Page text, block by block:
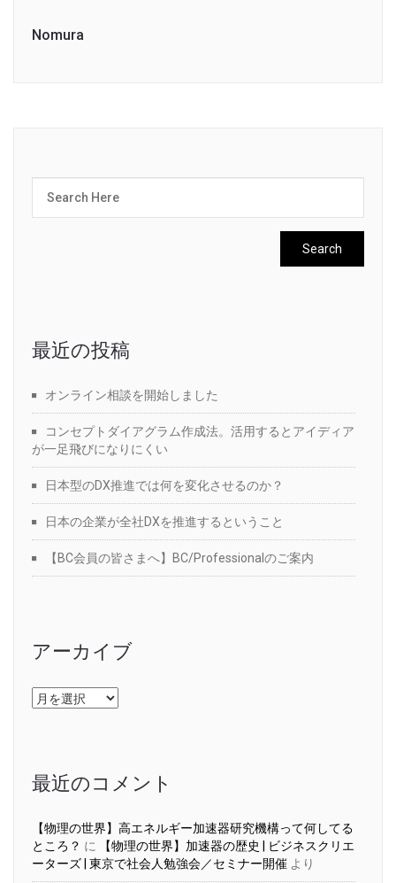
Nomura
最近の投稿
オンライン相談を開始しました
コンセプトダイアグラム作成法。活用するとアイディア
が一足飛びになりにくい
日本型のDX推進では何を変化させるのか？
日本の企業が全社DXを推進するということ
【BC会員の皆さまへ】BC/Professionalのご案内
アーカイブ
ア
ー
最近のコメント
【物理の世界】高エネルギー加速器研究機構って何してる
ところ？ に
【物理の世界】加速器の歴史 | ビジネスクリエ
ーターズ | 東京で社会人勉強会／セミナー開催 より